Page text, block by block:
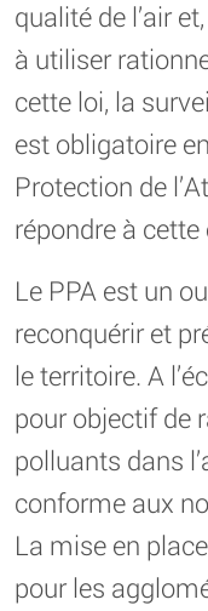
qualité de l’air
à utiliser
cette loi, la
est obligatoire
Protection de
répondre à cette
Le PPA est un
reconquérir et
le territoire. A
pour objectif de
polluants dans
conforme aux
La mise en
pour les